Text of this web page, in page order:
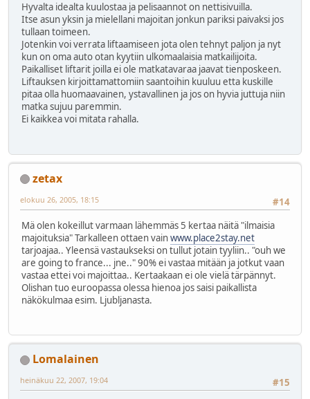
Hyvalta idealta kuulostaa ja pelisaannot on nettisivuilla.
Itse asun yksin ja mielellani majoitan jonkun pariksi paivaksi jos
tullaan toimeen.
Jotenkin voi verrata liftaamiseen jota olen tehnyt paljon ja nyt
kun on oma auto otan kyytiin ulkomaalaisia matkailijoita.
Paikalliset liftarit joilla ei ole matkatavaraa jaavat tienposkeen.
Liftauksen kirjoittamattomiin saantoihin kuuluu etta kuskille
pitaa olla huomaavainen, ystavallinen ja jos on hyvia juttuja niin
matka sujuu paremmin.
Ei kaikkea voi mitata rahalla.
zetax
#14
elokuu 26, 2005, 18:15
Mä olen kokeillut varmaan lähemmäs 5 kertaa näitä "ilmaisia
majoituksia" Tarkalleen ottaen vainwww.place2stay.net
tarjoajaa.. Yleensä vastaukseksi on tullut jotain tyyliin.. "ouh we
are going to france... jne.." 90% ei vastaa mitään ja jotkut vaan
vastaa ettei voi majoittaa.. Kertaakaan ei ole vielä tärpännyt.
Olishan tuo euroopassa olessa hienoa jos saisi paikallista
näkökulmaa esim. Ljubljanasta.
Lomalainen
#15
heinäkuu 22, 2007, 19:04